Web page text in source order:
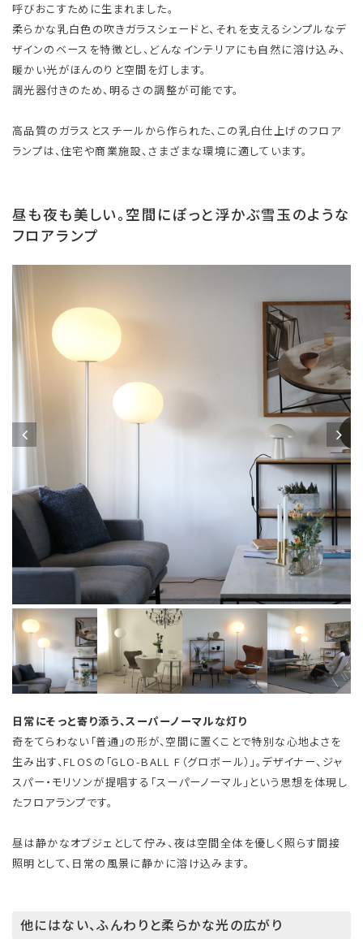
呼びおこすために生まれました。
柔らかな乳白色の吹きガラスシェードと、それを支えるシンプルなデ
ザインのベースを特徴とし、どんなインテリアにも自然に溶け込み、
暖かい光がほんのりと空間を灯します。
調光器付きのため、明るさの調整が可能です。
高品質のガラスとスチールから作られた、この乳白仕上げのフロア
ランプは、住宅や商業施設、さまざまな環境に適しています。
昼も夜も美しい。空間にぽっと浮かぶ雪玉のような
フロアランプ
日常にそっと寄り添う、スーパーノーマルな灯り
奇をてらわない「普通」の形が、空間に置くことで特別な心地よさを
生み出す、FLOSの「GLO-BALL F（グロボール）」。デザイナー、ジャ
スパー・モリソンが提唱する「スーパーノーマル」という思想を体現し
たフロアランプです。
昼は静かなオブジェとして佇み、夜は空間全体を優しく照らす間接
照明として、日常の風景に静かに溶け込みます。
他にはない、ふんわりと柔らかな光の広がり